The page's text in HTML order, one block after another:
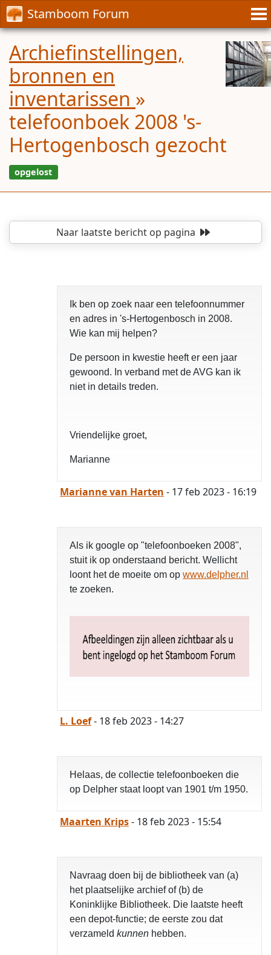
Stamboom Forum
Archiefinstellingen,
bronnen en
inventarissen »
telefoonboek 2008 's-
Hertogenbosch gezocht
opgelost
Naar laatste berichtop pagina
Ik ben op zoek naar een telefoonnummer
en adres in 's-Hertogenbosch in 2008.
Wie kan mij helpen?
De persoon in kwestie heeft er een jaar
gewoond. In verband met de AVG kan ik
niet in details treden.
Vriendelijke groet,
Marianne
Marianne van Harten - 17 feb 2023 - 16:19
Als ik google op "telefoonboeken 2008",
stuit ik op onderstaand bericht. Wellicht
loont het de moeite om op www.delpher.nl
te zoeken.
L. Loef- 18 feb 2023 - 14:27
Helaas, de collectie telefoonboeken die
op Delpher staat loopt van 1901 t/m 1950.
Maarten Krips- 18 feb 2023 - 15:54
Navraag doen bij de bibliotheek van (a)
het plaatselijke archief of (b) de
Koninklijke Bibliotheek. Die laatste heeft
een depot-functie; de eerste zou dat
verzameld kunnen hebben.